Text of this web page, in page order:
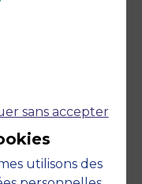
sans accepter
utilisons des